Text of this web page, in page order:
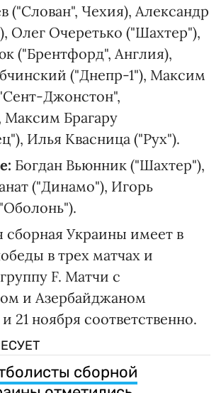
("Слован", Чехия), Александр
Олег Очеретько ("Шахтер"),
("Брентфорд", Англия),
("Днепр-1"), Максим
Джонстон",
Брагару
Илья Квасница ("Рух").
Богдан Вьюнник ("Шахтер"),
("Динамо"), Игорь
Украины имеет в
в трех матчах и
F. Матчи с
и Азербайджаном
и 21 ноября соответственно.
сборной